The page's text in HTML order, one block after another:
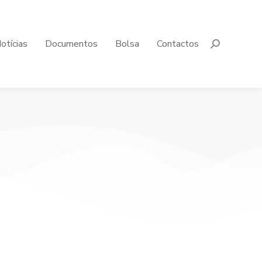
Documentos Bolsa Contactos